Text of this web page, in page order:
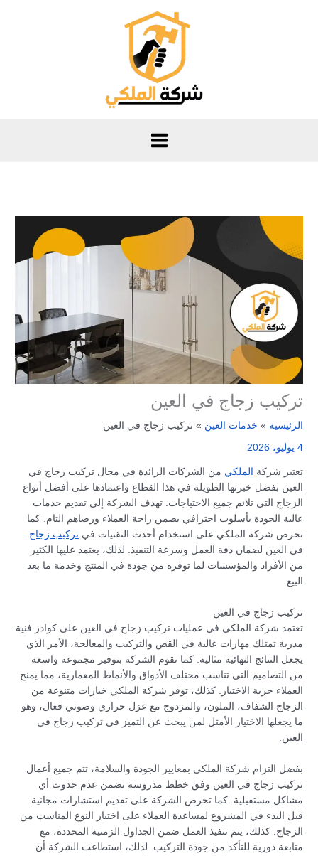
تركيب زجاج في العين
الرئيسية خدمات العين تركيب زجاج في العين
4 يوليو، 2026
تعتبر شركة الملكي من الشركات الرائدة في مجال تركيب زجاج في
العين بفضل خبرتها الطويلة في هذا القطاع واعتمادها على أفضل أنواع
الزجاج التي تلائم جميع الاحتياجات. تهدف الشركة إلى تقديم خدمات
عالية الجودة بأسلوب احترافي يضمن راحة العملاء ورضاهم التام. كما
تحرص شركة الملكي على استخدام أحدث التقنيات فيتركيب زجاج
في العين لضمان دقة العمل وسرعة التنفيذ. لذلك، يعتمد عليها الكثير
من الأفراد والمؤسسات لما توفره من جودة في المنتج وخدمة ما بعد
البيع.
تركيب زجاج في العين
تعتمد شركة الملكي في عمليات تركيب زجاج في العين على كوادر فنية
مدربة تمتلك مهارات عالية في القص والتركيب والمعالجة، الأمر الذي
يجعل النتائج النهائية مثالية. كما تقوم الشركة بتوفير مجموعة واسعة
من التصاميم التي تناسب مختلف الأذواق والأنماط المعمارية، مما يمنح
العملاء حرية الاختيار. كذلك، توفر شركة الملكي خيارات متنوعة من
الزجاج الشفاف، الملون، والمزدوج مع عزل حراري وصوتي فعال، وهو
ما يجعلها الاختيار الأمثل لمن يبحث عن التميز في تركيب زجاج في
العين.
بفضل التزام شركة الملكي بمعايير الجودة والسلامة، تتم جميع أعمال
تركيب زجاج في العين وفق خطط مدروسة تضمن عدم حدوث أي
مشاكل مستقبلية. كما تحرص الشركة على تقديم استشارات مجانية
قبل البدء في المشروع لمساعدة العملاء على اختيار النوع المناسب من
الزجاج. كذلك، يتم تنفيذ العمل ضمن الجداول الزمنية المحددة، مع
متابعة دورية للتأكد من جودة التركيب. لذلك، استطاعت الشركة أن